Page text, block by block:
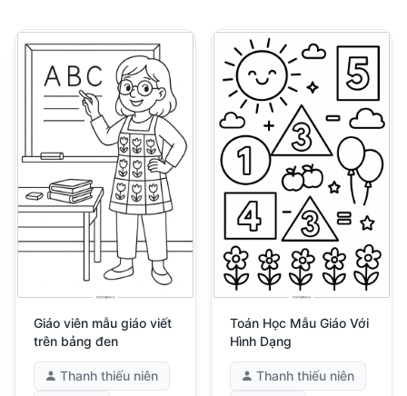
Giáo viên mẫu giáo viết
trên bảng đen
Thanh thiếu niên
Toán Học Mẫu Giáo Với
Hình Dạng
Thanh thiếu niên